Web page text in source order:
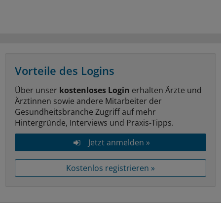
Vorteile des Logins
Über unser kostenloses Login erhalten Ärzte und
Ärztinnen sowie andere Mitarbeiter der
Gesundheitsbranche Zugriff auf mehr
Hintergründe, Interviews und Praxis-Tipps.
Jetzt anmelden »
Kostenlos registrieren »